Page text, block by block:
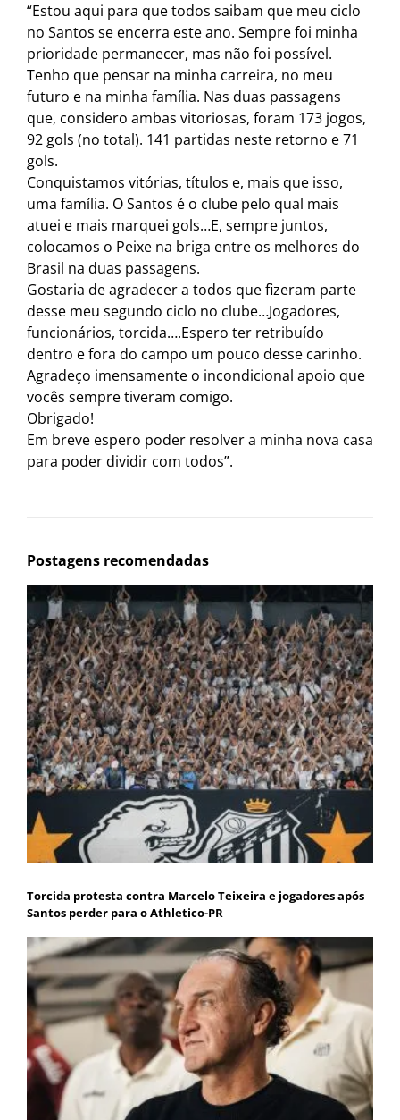
“Estou aqui para que todos saibam que meu ciclo
no Santos se encerra este ano. Sempre foi minha
prioridade permanecer, mas não foi possível.
Tenho que pensar na minha carreira, no meu
futuro e na minha família. Nas duas passagens
que, considero ambas vitoriosas, foram 173 jogos,
92 gols (no total). 141 partidas neste retorno e 71
gols.
Conquistamos vitórias, títulos e, mais que isso,
uma família. O Santos é o clube pelo qual mais
atuei e mais marquei gols…E, sempre juntos,
colocamos o Peixe na briga entre os melhores do
Brasil na duas passagens.
Gostaria de agradecer a todos que fizeram parte
desse meu segundo ciclo no clube…Jogadores,
funcionários, torcida….Espero ter retribuído
dentro e fora do campo um pouco desse carinho.
Agradeço imensamente o incondicional apoio que
vocês sempre tiveram comigo.
Obrigado!
Em breve espero poder resolver a minha nova casa
para poder dividir com todos”.
Postagens recomendadas
Torcida protesta contra Marcelo Teixeira e jogadores após
Santos perder para o Athletico-PR